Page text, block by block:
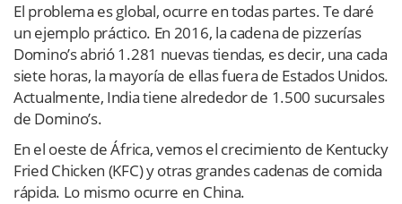
El problema es global, ocurre en todas partes. Te daré
un ejemplo práctico. En 2016, la cadena de pizzerías
Domino’s abrió 1.281 nuevas tiendas, es decir, una cada
siete horas, la mayoría de ellas fuera de Estados Unidos.
Actualmente, India tiene alrededor de 1.500 sucursales
de Domino’s.
En el oeste de África, vemos el crecimiento de Kentucky
Fried Chicken (KFC) y otras grandes cadenas de comida
rápida. Lo mismo ocurre en China.